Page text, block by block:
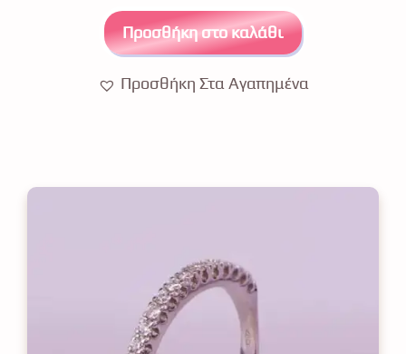
f
5
Προσθήκη στο καλάθι
Προσθήκη Στα Αγαπημένα